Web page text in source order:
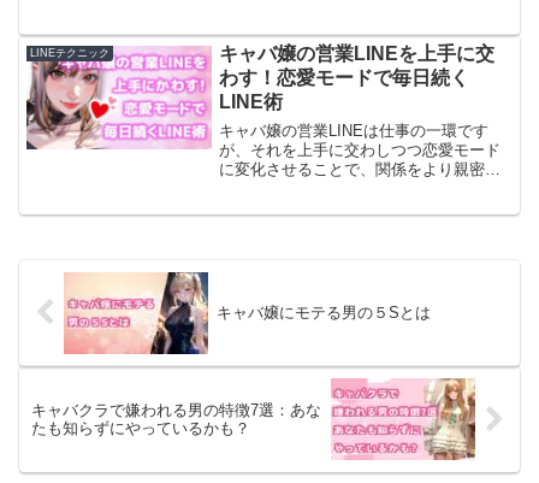
であり、お客さんとの接点が増える期間
です。その中で、...
LINEテクニック
キャバ嬢の営業LINEを上手に交
わす！恋愛モードで毎日続く
LINE術
キャバ嬢の営業LINEは仕事の一環です
が、それを上手に交わしつつ恋愛モード
に変化させることで、関係をより親密に
キャバ嬢にモテる男の５Sとは
キャバクラで嫌われる男の特徴7選：あな
たも知らずにやっているかも？